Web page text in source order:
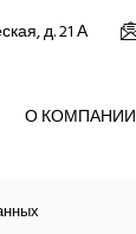
д. 21 А
О КОМПАНИИ